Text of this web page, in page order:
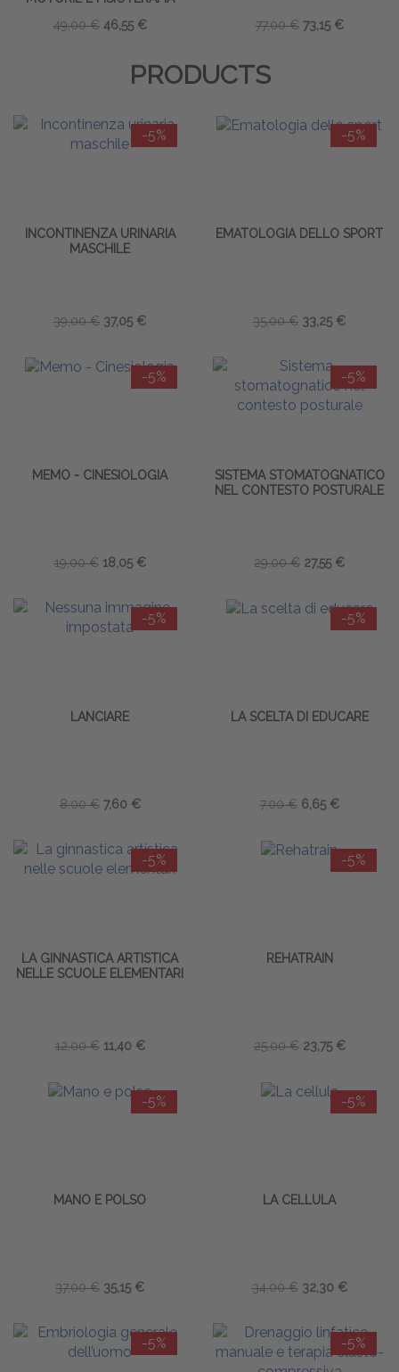
49,00 € 46,55 € 77,00 € 73,15 €
PRODUCTS
-5%
INCONTINENZA URINARIA
MASCHILE
39,00 € 37,05 €
-5%
EMATOLOGIA DELLO SPORT
35,00 € 33,25 €
-5%
MEMO - CINESIOLOGIA
19,00 € 18,05 €
-5%
SISTEMA STOMATOGNATICO
NEL CONTESTO POSTURALE
29,00 € 27,55 €
-5%
LANCIARE
8,00 € 7,60 €
-5%
LA SCELTA DI EDUCARE
7,00 € 6,65 €
-5%
LA GINNASTICA ARTISTICA
NELLE SCUOLE ELEMENTARI
12,00 € 11,40 €
-5%
REHATRAIN
25,00 € 23,75 €
-5%
MANO E POLSO
37,00 € 35,15 €
-5%
LA CELLULA
34,00 € 32,30 €
-5% -5%